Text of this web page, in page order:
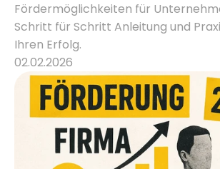
Über uns
Wissen
Mehr erfahren
Referenzen
Fördermöglichkeiten für
Schritt für Schritt Anleitung und
Ihren Erfolg.
02.02.2026